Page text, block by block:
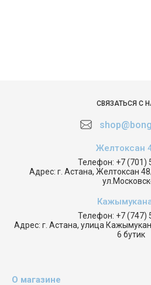
СВЯЗАТЬСЯ С
Желтоксан
Телефон: +7 (701)
Адрес: г. Астана, Желтоксан
Телефон: +7 (747)
Адрес: г. Астана, улица
6 бутик
О магазине